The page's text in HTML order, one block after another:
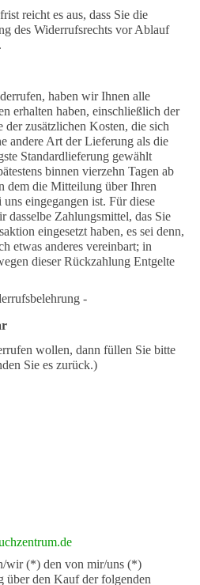
reicht es aus, dass Sie die
des Widerrufsrechts vor Ablauf
haben wir Ihnen alle
erhalten haben, einschließlich der
zusätzlichen Kosten, die sich
andere Art der Lieferung als die
Standardlieferung gewählt
binnen vierzehn Tagen ab
dem die Mitteilung über Ihren
eingegangen ist. Für diese
dasselbe Zahlungsmittel, das Sie
eingesetzt haben, es sei denn,
etwas anderes vereinbart; in
dieser Rückzahlung Entgelte
-
wollen, dann füllen Sie bitte
Sie es zurück.)
wir (*) den von mir/uns (*)
über den Kauf der folgenden